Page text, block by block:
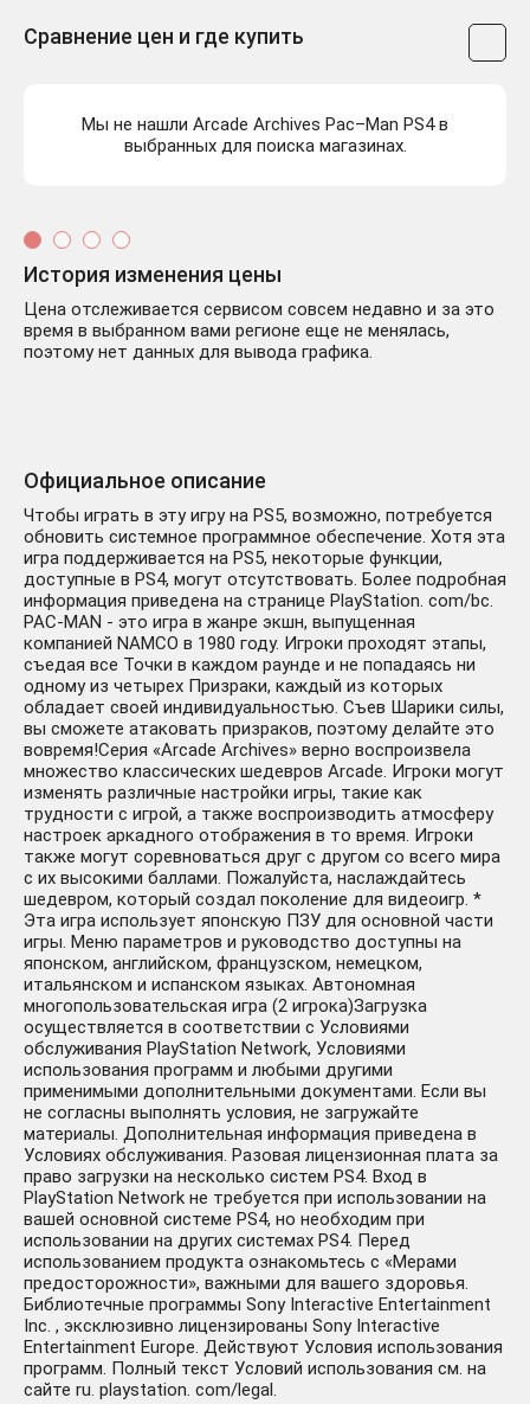
Сравнение цен и где купить
Мы не нашли Arcade Archives Pac–Man PS4 в
выбранных для поиска магазинах.
История изменения цены
Цена отслеживается сервисом совсем недавно и за это
время в выбранном вами регионе еще не менялась,
поэтому нет данных для вывода графика.
Официальное описание
Чтобы играть в эту игру на PS5, возможно, потребуется
обновить системное программное обеспечение. Хотя эта
игра поддерживается на PS5, некоторые функции,
доступные в PS4, могут отсутствовать. Более подробная
информация приведена на странице PlayStation. com/bc.
PAC-MAN - это игра в жанре экшн, выпущенная
компанией NAMCO в 1980 году. Игроки проходят этапы,
съедая все Точки в каждом раунде и не попадаясь ни
одному из четырех Призраки, каждый из которых
обладает своей индивидуальностью. Съев Шарики силы,
вы сможете атаковать призраков, поэтому делайте это
вовремя!Серия «Arcade Archives» верно воспроизвела
множество классических шедевров Arcade. Игроки могут
изменять различные настройки игры, такие как
трудности с игрой, а также воспроизводить атмосферу
настроек аркадного отображения в то время. Игроки
также могут соревноваться друг с другом со всего мира
с их высокими баллами. Пожалуйста, наслаждайтесь
шедевром, который создал поколение для видеоигр. *
Эта игра использует японскую ПЗУ для основной части
игры. Меню параметров и руководство доступны на
японском, английском, французском, немецком,
итальянском и испанском языках. Автономная
многопользовательская игра (2 игрока)Загрузка
осуществляется в соответствии с Условиями
обслуживания PlayStation Network, Условиями
использования программ и любыми другими
применимыми дополнительными документами. Если вы
не согласны выполнять условия, не загружайте
материалы. Дополнительная информация приведена в
Условиях обслуживания. Разовая лицензионная плата за
право загрузки на несколько систем PS4. Вход в
PlayStation Network не требуется при использовании на
вашей основной системе PS4, но необходим при
использовании на других системах PS4. Перед
использованием продукта ознакомьтесь с «Мерами
предосторожности», важными для вашего здоровья.
Библиотечные программы Sony Interactive Entertainment
Inc. , эксклюзивно лицензированы Sony Interactive
Entertainment Europe. Действуют Условия использования
программ. Полный текст Условий использования см. на
сайте ru. playstation. com/legal.